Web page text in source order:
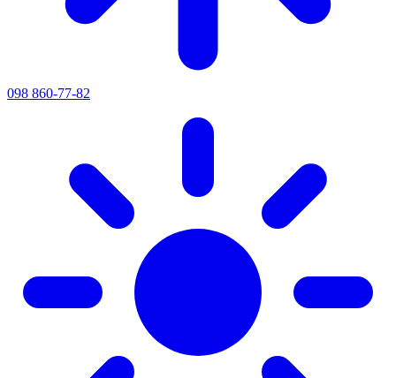
098 860-77-82